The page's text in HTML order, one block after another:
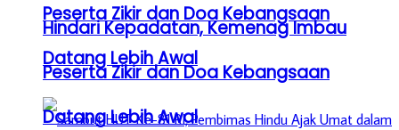
Peserta Zikir dan Doa Kebangsaan
Datang Lebih Awal
Hindari Kepadatan, Kemenag Imbau
Peserta Zikir dan Doa Kebangsaan
Datang Lebih Awal